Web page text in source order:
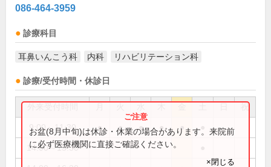
086-464-3959
診療科目
耳鼻いんこう科 内科 リハビリテーション科
診療/受付時間・休診日
祝
9:00～11:30 ● ● ● ● ●
14:00～15:30
お盆(8月中旬)は休診・休業の場合があります。来院前
に必ず医療機関に直接ご確認ください。
×閉じる